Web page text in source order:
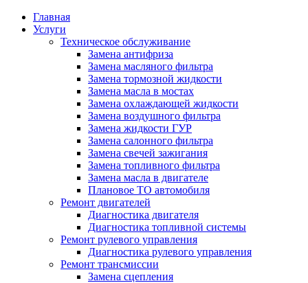
Главная
Услуги
Техническое обслуживание
Замена антифриза
Замена масляного фильтра
Замена тормозной жидкости
Замена масла в мостах
Замена охлаждающей жидкости
Замена воздушного фильтра
Замена жидкости ГУР
Замена салонного фильтра
Замена свечей зажигания
Замена топливного фильтра
Замена масла в двигателе
Плановое ТО автомобиля
Ремонт двигателей
Диагностика двигателя
Диагностика топливной системы
Ремонт рулевого управления
Диагностика рулевого управления
Ремонт трансмиссии
Замена сцепления